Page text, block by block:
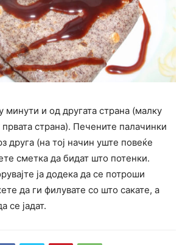
минути и од другата страна (малку
првата страна). Печените палачинки
друга (на тој начин уште повеќе
сметка да бидат што потенки.
ја додека да се потроши
да ги филувате со што сакате, а
се јадат.